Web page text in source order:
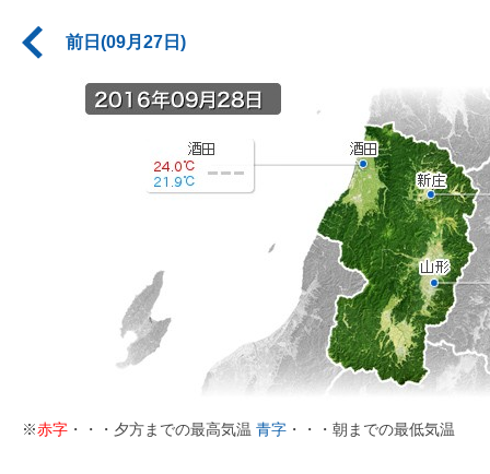
前日(09月27日)
※赤字 ・・・夕方までの最高気温 青字 ・・・朝までの最低気温